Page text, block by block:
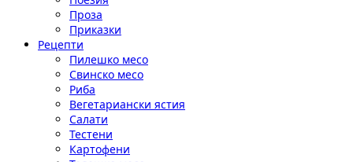
Проза
Приказки
Рецепти
Пилешко месо
Свинско месо
Риба
Вегетариански ястия
Салати
Тестени
Картофени